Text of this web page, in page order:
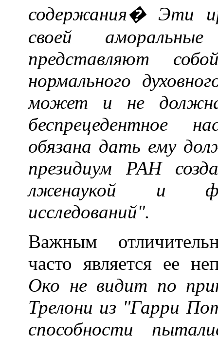
содержания� Эти
своей
представляют
нормального
может и не должна
беспрецедентное
обязана дать ему
президиум РАН
лженаукой и
исследований".
Важным
часто является ее
Око не видит по
Трелони из "Гарри
способности